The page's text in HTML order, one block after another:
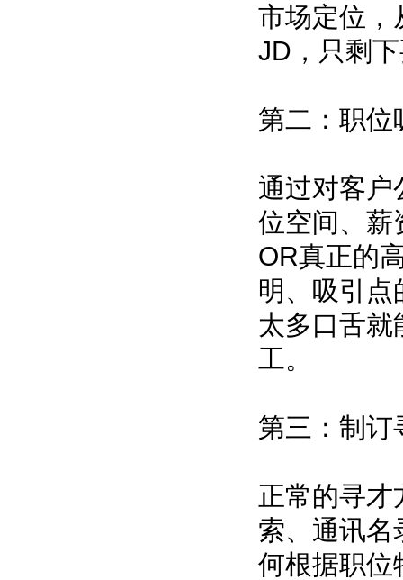
市场定位，
JD，只剩
第二：职位
通过对客户
位空间、薪
OR真正的
明、吸引点
太多口舌就
工。
第三：制订
正常的寻才
索、通讯名
何根据职位